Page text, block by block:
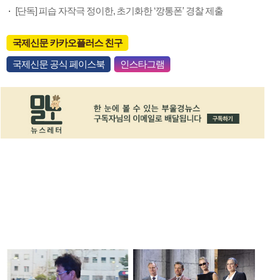
[단독] 피습 자작극 정이한, 초기화한 ‘깡통폰’ 경찰 제출
국제신문 카카오플러스 친구
국제신문 공식 페이스북 인스타그램